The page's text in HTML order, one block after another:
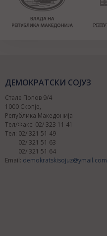
ДЕМОКРАТСКИ СОЈУЗ
Стале Попов 9/4
1000 Скопје,
Република Македонија
Тел/Факс: 02/ 323 11 41
Тел: 02/ 321 51 49
02/ 321 51 63
02/ 321 51 64
Email: demokratskisojuz@ymail.com